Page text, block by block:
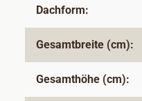
Dachform:
Gesamtbreite (cm):
Gesamthöhe (cm):